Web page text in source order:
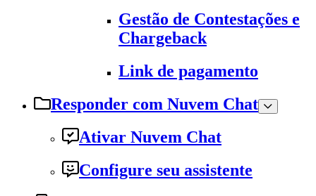
Gestão de Contestações e
Chargeback
Link de pagamento
Responder com Nuvem Chat
Ativar Nuvem Chat
Configure seu assistente